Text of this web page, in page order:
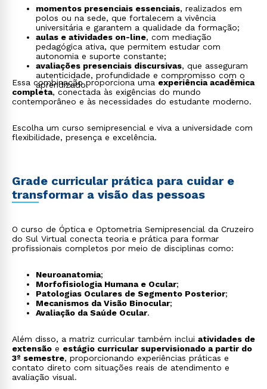
momentos presenciais essenciais, realizados em
polos ou na sede, que fortalecem a vivência
universitária e garantem a qualidade da formação;
aulas e atividades on-line, com mediação
pedagógica ativa, que permitem estudar com
autonomia e suporte constante;
avaliações presenciais discursivas, que asseguram
autenticidade, profundidade e compromisso com o
aprendizado.
Essa combinação proporciona uma experiência acadêmica
completa, conectada às exigências do mundo
contemporâneo e às necessidades do estudante moderno.
Escolha um curso semipresencial e viva a universidade com
flexibilidade, presença e excelência.
Grade curricular prática para cuidar e
transformar a visão das pessoas
O curso de Óptica e Optometria Semipresencial da Cruzeiro
do Sul Virtual conecta teoria e prática para formar
profissionais completos por meio de disciplinas como:
Neuroanatomia;
Morfofisiologia Humana e Ocular;
Patologias Oculares de Segmento Posterior;
Mecanismos da Visão Binocular;
Avaliação da Saúde Ocular.
Além disso, a matriz curricular também inclui atividades de
extensão e estágio curricular supervisionado a partir do
3º semestre, proporcionando experiências práticas e
contato direto com situações reais de atendimento e
avaliação visual.